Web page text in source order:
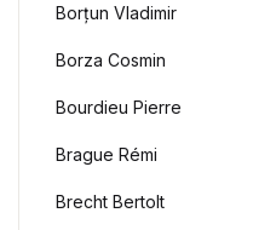
Borțun Vladimir
Borza Cosmin
Bourdieu Pierre
Brague Rémi
Brecht Bertolt